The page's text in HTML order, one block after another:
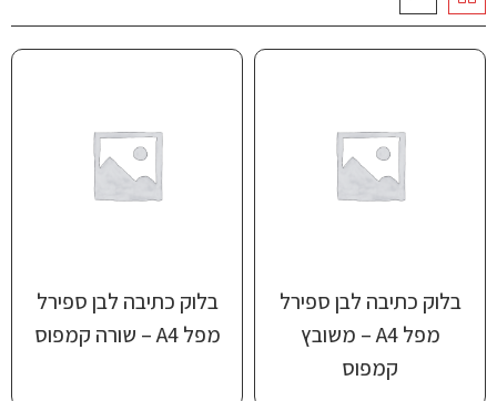
בלוק כתיבה לבן ספירל
מפל A4 – משובץ
קמפוס
בלוק כתיבה לבן ספירל
מפל A4 – שורה קמפוס